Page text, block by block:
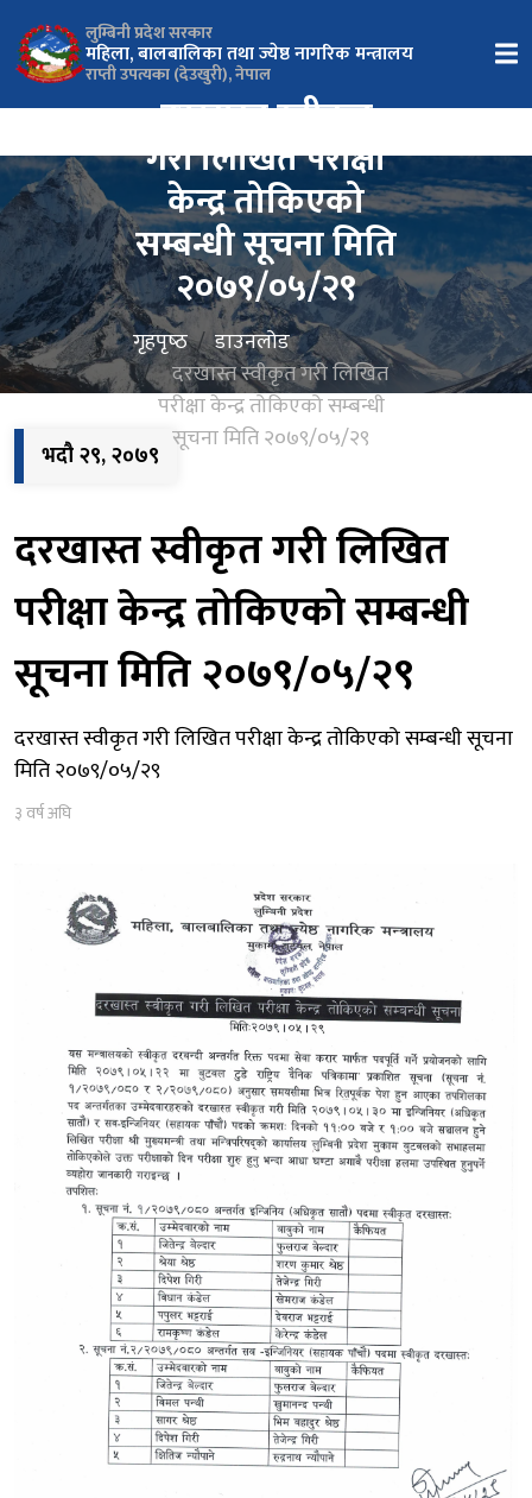
लुम्बिनी प्रदेश सरकार
महिला, बालबालिका तथा ज्येष्ठ नागरिक मन्त्रालय
राप्ती उपत्यका (देउखुरी), नेपाल
दरखास्त स्वीकृत
गरी लिखित परीक्षा
केन्द्र तोकिएको
सम्बन्धी सूचना मिति
२०७९/०५/२९
गृहपृष्‍ठ
डाउनलोड
दरखास्त स्वीकृत गरी लिखित
परीक्षा केन्द्र तोकिएको सम्बन्धी
सूचना मिति २०७९/०५/२९
भदौ २९, २०७९
दरखास्त स्वीकृत गरी लिखित
परीक्षा केन्द्र तोकिएको सम्बन्धी
सूचना मिति २०७९/०५/२९
दरखास्त स्वीकृत गरी लिखित परीक्षा केन्द्र तोकिएको सम्बन्धी सूचना
मिति २०७९/०५/२९
३ वर्ष अघि